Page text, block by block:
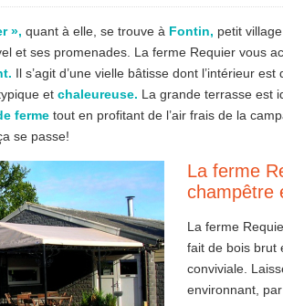
», quant à elle, se trouve à Fontin, petit
et ses promenades. La ferme Requier vous
Il s’agit d’une vielle bâtisse dont l’intérieur est
et chaleureuse. La grande terrasse est
fermetout en profitant de l’air frais de la
se passe!
La ferme
champêtre
La ferme
fait de bois brut
conviviale.
environnant,